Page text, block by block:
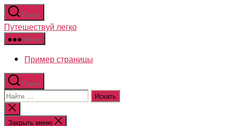
Перейти
к
содержимому
Поиск
Путешествуй легко
Меню
Пример страницы
Поиск
Поиск:
Закрыть
поиск
Закрыть меню